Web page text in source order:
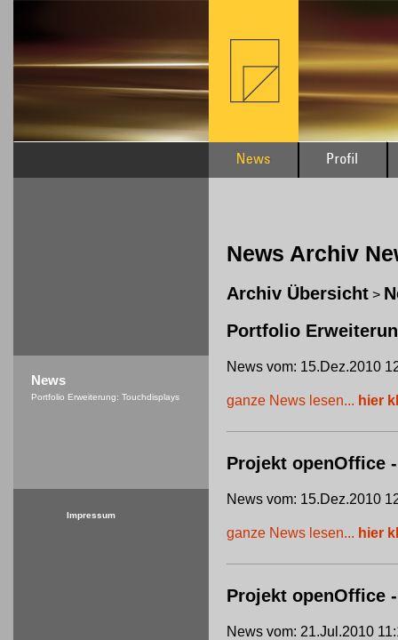
News Archiv
Archiv Übersicht >
Portfolio
News vom: 15.Dez.2010
ganze News lesen... hier
Projekt openOffice
News vom: 15.Dez.2010
ganze News lesen... hier
Projekt openOffice
News vom: 21.Jul.2010
News
Portfolio Erweiterung: Touchdisplays
Impressum